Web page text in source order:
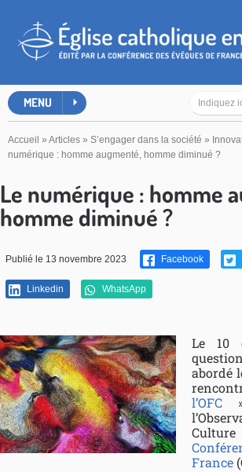
MENU
Accueil » Articles » S’engager dans la société »
numérique : homme augmenté, homme diminué ?
Le numérique : homme
homme diminué ?
Publié le 13 novembre 2023 Facebook
Linkedin WhatsApp
Le 10
abordé
l’OFC
France